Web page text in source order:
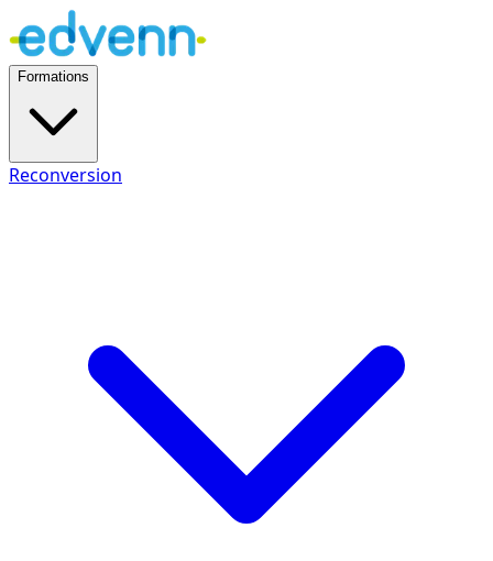
Formations
Reconversion